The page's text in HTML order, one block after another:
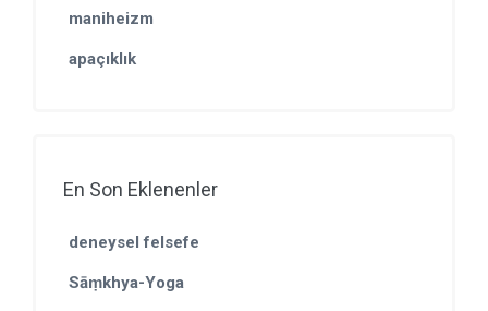
maniheizm
apaçıklık
En Son Eklenenler
deneysel felsefe
Sāṃkhya-Yoga